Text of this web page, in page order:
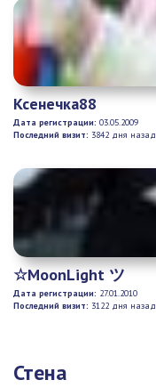
Ксенечка88
Дата регистрации: 03.05.2009
Последний визит: 3842 дня назад
☆MoonLight ツ
Дата регистрации: 27.01.2010
Последний визит: 3122 дня назад
Стена